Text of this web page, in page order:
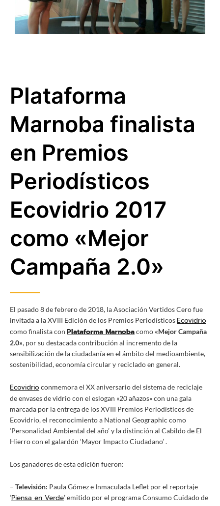
Plataforma
Marnoba finalista
en Premios
Periodísticos
Ecovidrio 2017
como «Mejor
Campaña 2.0»
El pasado 8 de febrero de 2018, la Asociación Vertidos Cero fue
invitada a la XVIII Edición de los Premios PeriodísticosEcovidrio
como finalista con Plataforma Marnobacomo «Mejor Campaña
2.0», por su destacada contribución al incremento de la
sensibilización de la ciudadanía en el ámbito del medioambiente,
sostenibilidad, economía circular y reciclado en general.
Ecovidrio conmemora el XX aniversario del sistema de reciclaje
de envases de vidrio con el eslogan «20 añazos» con una gala
marcada por la entrega de los XVIII Premios Periodísticos de
Ecovidrio, el reconocimiento a National Geographic como
‘Personalidad Ambiental del año’ y la distinción al Cabildo de El
Hierro con el galardón ‘Mayor Impacto Ciudadano’ .
Los ganadores de esta edición fueron:
– Televisión: Paula Gómez e Inmaculada Leflet por el reportaje
‘Piensa en Verde’ emitido por el programa Consumo Cuidado de